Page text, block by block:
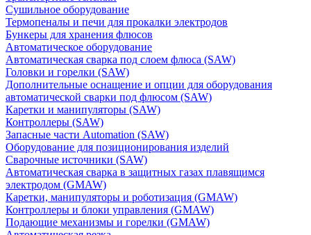
Сушильное оборудование
Термопеналы и печи для прокалки электродов
Бункеры для хранения флюсов
Автоматическое оборудование
Автоматическая сварка под слоем флюса (SAW)
Головки и горелки (SAW)
Дополнительные оснащение и опции для оборудования
автоматической сварки под флюсом (SAW)
Каретки и манипуляторы (SAW)
Контроллеры (SAW)
Запасные части Automation (SAW)
Оборудование для позиционирования изделий
Сварочные источники (SAW)
Автоматическая сварка в защитных газах плавящимся
электродом (GMAW)
Каретки, манипуляторы и роботизация (GMAW)
Контроллеры и блоки управления (GMAW)
Подающие механизмы и горелки (GMAW)